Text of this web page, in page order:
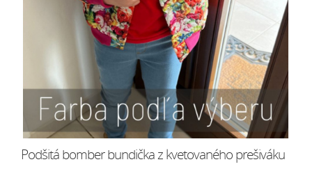
Podšitá bomber bundička z kvetovaného prešiváku